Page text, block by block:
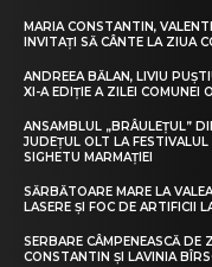
MARIA CONSTANTIN,
INVITAȚI SĂ CÂNTE LA ZIUA
ANDREEA BĂLAN, LIVIU
XI-A EDIȚIE A ZILEI COMUNEI
ANSAMBLUL „BRÂULEȚUL”
JUDEȚUL OLT LA
SIGHETU MARMAȚIEI
SĂRBĂTOARE MARE LA
LASERE ȘI FOC DE ARTIFICII
SERBARE CÂMPENEASCĂ DE
CONSTANTIN ȘI LAVINIA